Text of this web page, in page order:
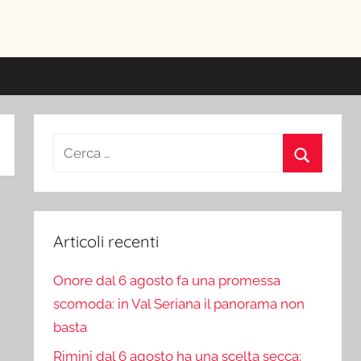
Ricerca
Articoli recenti
Onore dal 6 agosto fa una promessa
scomoda: in Val Seriana il panorama non
basta
Rimini dal 6 agosto ha una scelta secca: